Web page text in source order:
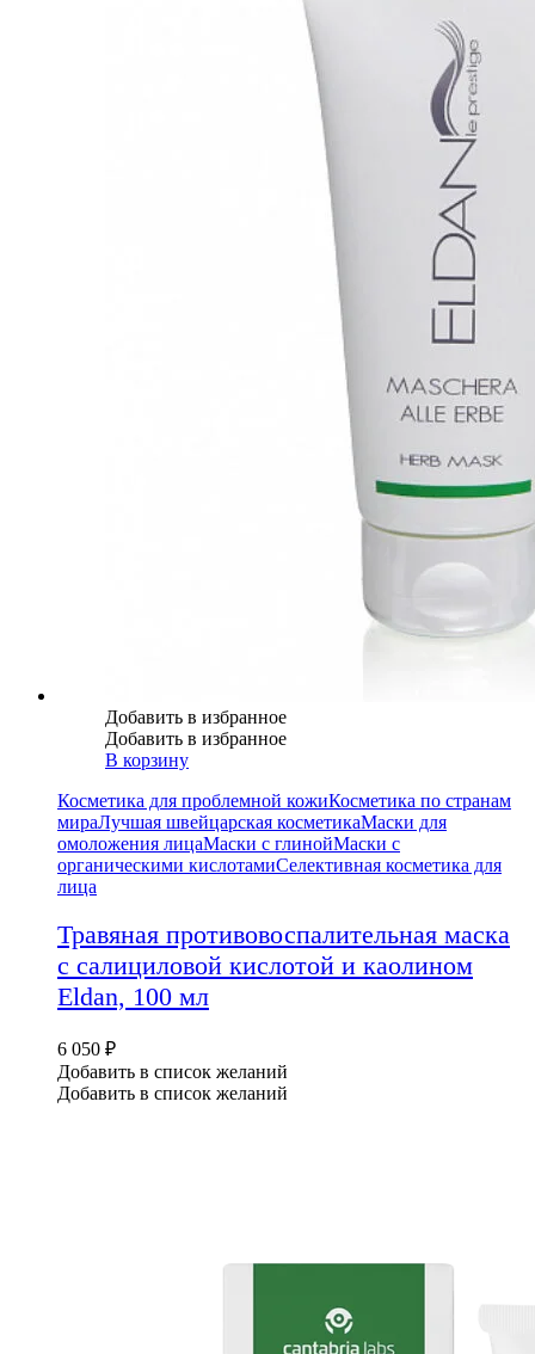
Добавить в избранное
Добавить в избранное
В корзину
Косметика для проблемной кожиКосметика по странам
мираЛучшая швейцарская косметикаМаски для
омоложения лицаМаски с глинойМаски с
органическими кислотамиСелективная косметика для
лица
Травяная противовоспалительная маска
с салициловой кислотой и каолином
Eldan, 100 мл
6 050 ₽
Добавить в список желаний
Добавить в список желаний